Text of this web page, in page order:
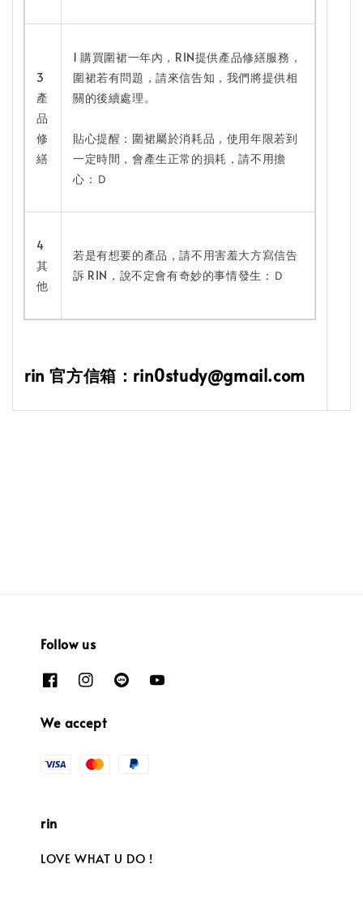
3
產
品
修
繕
1 購買圍裙一年內，RIN提供產品修繕服務，
圍裙若有問題，請來信告知，我們將提供相
關的後續處理。
貼心提醒：圍裙屬於消耗品，使用年限若到
一定時間，會產生正常的損耗，請不用擔
心：Ｄ
4
其
他
若是有想要的產品，請不用害羞大方寫信告
訴 RIN，說不定會有奇妙的事情發生：Ｄ
rin 官方信箱：rin0study@gmail.com
Follow us
We accept
rin
LOVE WHAT U DO !